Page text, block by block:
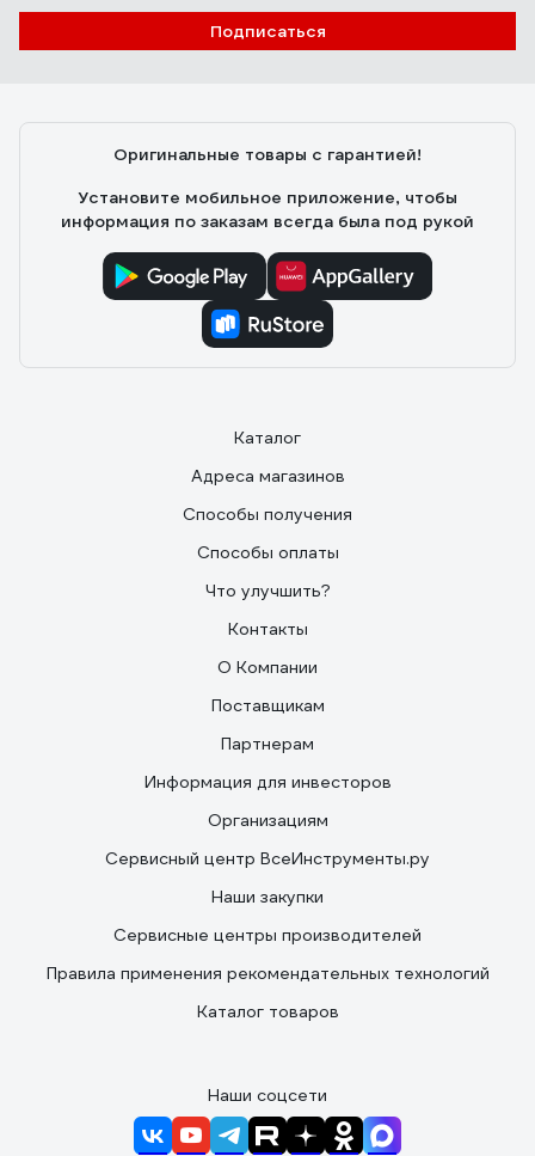
Подписаться
Оригинальные товары с гарантией!
Установите мобильное приложение, чтобы
информация по заказам всегда была под рукой
Каталог
Адреса магазинов
Способы получения
Способы оплаты
Что улучшить?
Контакты
О Компании
Поставщикам
Партнерам
Информация для инвесторов
Организациям
Сервисный центр ВсеИнструменты.ру
Наши закупки
Сервисные центры производителей
Правила применения рекомендательных технологий
Каталог товаров
Наши соцсети